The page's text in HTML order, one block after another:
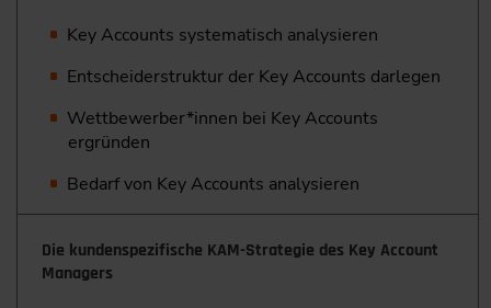
Key Accounts systematisch analysieren
Entscheiderstruktur der Key Accounts darlegen
Wettbewerber*innen bei Key Accounts
ergründen
Bedarf von Key Accounts analysieren
Die kundenspezifische KAM-Strategie des Key Account
Managers